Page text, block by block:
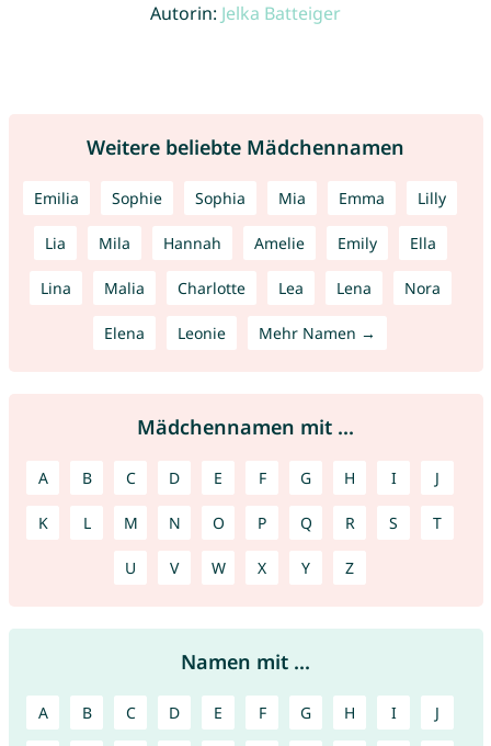
Autorin: Jelka Batteiger
Weitere beliebte Mädchennamen
Emilia Sophie Sophia Mia Emma Lilly
Lia Mila Hannah Amelie Emily Ella
Lina Malia Charlotte Lea Lena Nora
Elena Leonie Mehr Namen →
Mädchennamen mit ...
A B C D E F G H I J
K L M N O P Q R S T
U V W X Y Z
Namen mit ...
A B C D E F G H I J